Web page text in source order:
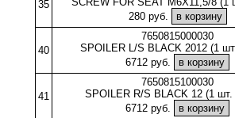
35
280 руб.
40
7650815000030
SPOILER L/S BLACK 2012 (1
6712 руб.
41
7650815100030
SPOILER R/S BLACK 12 (1 шт.
6712 руб.